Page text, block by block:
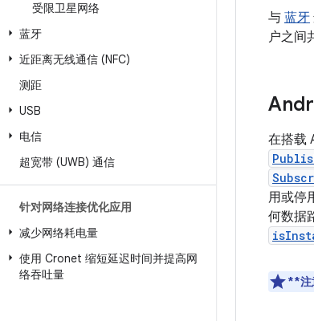
受限卫星网络
蓝牙
近距离无线通信 (NFC)
测距
USB
电信
超宽带 (UWB) 通信
针对网络连接优化应用
减少网络耗电量
使用 Cronet 缩短延迟时间并提高网
络吞吐量
与 蓝牙
户之间
在搭载
用或停
何数据
**注